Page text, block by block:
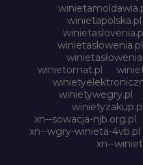
winietapolska.pl
winietaslowenia.pl
winietomat.pl
winietywegry.pl
winietyzakup.pl
xn--sowacja-njb.org.pl
xn--wgry-winieta-4vb.pl
xn--